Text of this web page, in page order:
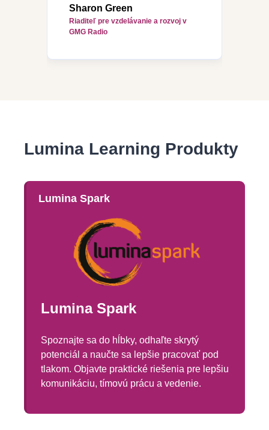
Sharon Green
Riaditeľ pre vzdelávanie a rozvoj v
GMG Radio
Lumina Learning Produkty
Lumina Spark
Lumina Spark
Spoznajte sa do hĺbky, odhaľte skrytý
potenciál a naučte sa lepšie pracovať pod
tlakom. Objavte praktické riešenia pre lepšiu
komunikáciu, tímovú prácu a vedenie.